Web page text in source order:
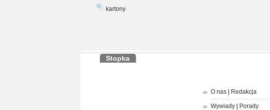
kartony
Stopka
O nas| Redakcja
Wywiady| Porady